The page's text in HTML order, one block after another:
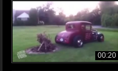
00:20